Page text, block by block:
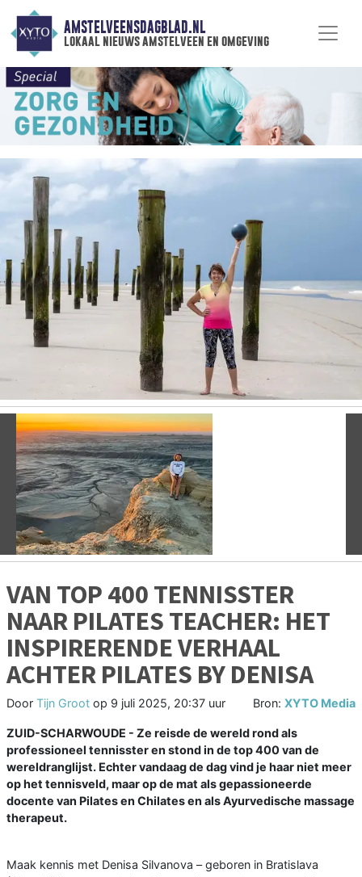
AMSTELVEENSDAGBLAD.NL
lokaal nieuws amstelveen en omgeving
Vorige
VAN TOP 400 TENNISSTER
NAAR PILATES TEACHER: HET
INSPIRERENDE VERHAAL
ACHTER PILATES BY DENISA
Door Tijn Groot op 9 juli 2025, 20:37 uur Bron: XYTO Media
ZUID-SCHARWOUDE - Ze reisde de wereld rond als
professioneel tennisster en stond in de top 400 van de
wereldranglijst. Echter vandaag de dag vind je haar niet meer
op het tennisveld, maar op de mat als gepassioneerde
docente van Pilates en Chilates en als Ayurvedische massage
therapeut.
Maak kennis met Denisa Silvanova – geboren in Bratislava